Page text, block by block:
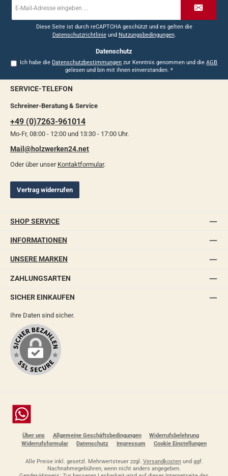
Mail-
Diese Seite ist durch reCAPTCHA geschützt und es gelten die
Datenschutzrichtlinieund Nutzungsbedingungen.
Datenschutz
Ich habe die Datenschutzbestimmungen zur Kenntnis genommen und dieAGB
gelesen und bin mit ihnen einverstanden. *
SERVICE-TELEFON
Schreiner-Beratung & Service
+49 (0)7263-961014
Mo-Fr, 08:00 - 12:00 und 13:30 - 17:00 Uhr.
Mail@holzwerken24.net
Oder über unser Kontaktformular.
Vertrag widerrufen
SHOP SERVICE
INFORMATIONEN
UNSERE MARKEN
ZAHLUNGSARTEN
SICHER EINKAUFEN
Ihre Daten sind sicher.
Chat
Über uns Allgemeine Geschäftsbedingungen
Widerrufsbelehrung
Widerrufsformular
Datenschutz Impressum Cookie Einstellungen
Alle Preise inkl. gesetzl. Mehrwertsteuer zzgl. Versandkostenund ggf.
Nachnahmegebühren, wenn nicht anders angegeben.